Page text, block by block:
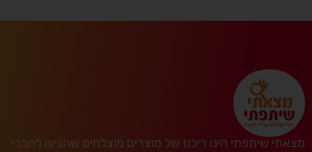
מצאתי שיתפתי הינו ריכוז של מוצרים מוצלחים שהגיעו לחברי